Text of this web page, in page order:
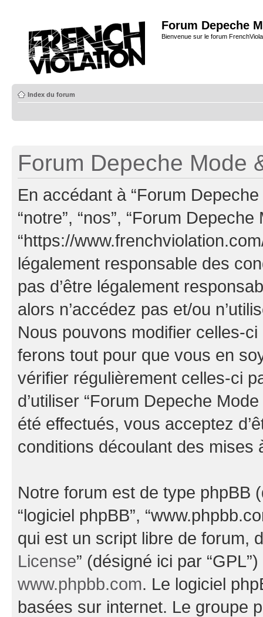
Forum Depeche
Bienvenue sur le forum
Index du forum
Forum Depeche Mode
En accédant à “Forum
“notre”, “nos”, “Forum Depeche
“https://
légalement responsable des
pas d’être légalement
alors n’accédez pas et/ou
Nous pouvons modifier celles-
ferons tout pour que vous en
vérifier régulièrement celles-ci
d’utiliser “Forum Depeche
été effectués, vous acceptez
conditions découlant des mises
Notre forum est de type phpBB
“logiciel phpBB”,
qui est un script libre de forum,
License” (désigné ici par
www.phpbb.com. Le logiciel
basées sur internet. Le groupe